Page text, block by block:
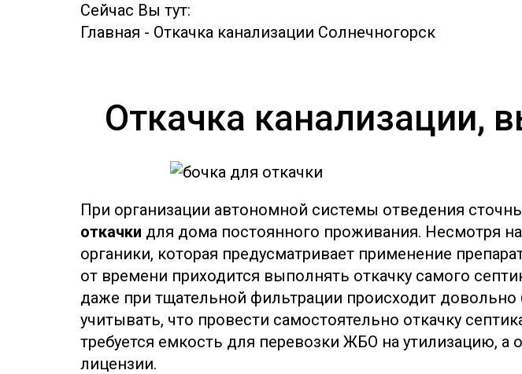
Сейчас Вы тут:
Главная - Откачка канализации Солнечногорск
Откачка канализации,
При организации автономной системы отведения
откачки для дома постоянного проживания. Несмотря
органики, которая предусматривает применение
от времени приходится выполнять откачку самого
даже при тщательной фильтрации происходит
учитывать, что провести самостоятельно откачку
требуется емкость для перевозки ЖБО на утилизацию, а
лицензии.